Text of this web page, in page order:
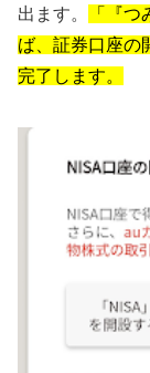
出ます。
「『
ば、証券口座の
完了します。